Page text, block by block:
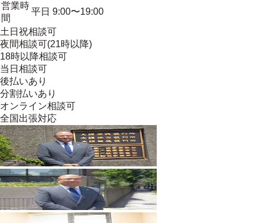
営業時
間
平日 9:00〜19:00
土日祝相談可
夜間相談可(21時以降)
18時以降相談可
当日相談可
後払いあり
分割払いあり
オンライン相談可
全国出張対応